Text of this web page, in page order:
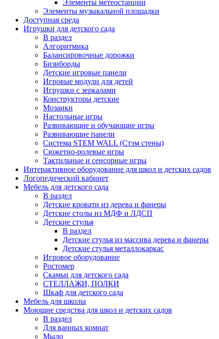
Элементы метеостанции
Элементы музыкальной площадки
Доступная среда
Игрушки для детского сада
В раздел
Алгоритмика
Балансировочные дорожки
Бизиборды
Детские игровые панели
Игровые модули для детей
Игрушки с зеркалами
Конструкторы детские
Мозаики
Настольные игры
Развивающие и обучающие игры
Развивающие панели
Система STEM WALL (Cтэм стены)
Сюжетно-ролевые игры
Тактильные и сенсорные игры
Интерактивное оборудование для школ и детских садов
Логопедический кабинет
Мебель для детского сада
В раздел
Детские кровати из дерева и фанеры
Детские столы из МДФ и ЛДСП
Детские стулья
В раздел
Детские стулья из массива дерева и фанеры
Детские стулья металлокаркас
Игровое оборудование
Ростомер
Скамьи для детского сада
СТЕЛЛАЖИ, ПОЛКИ
Шкаф для детского сада
Мебель для школы
Моющие средства для школ и детских садов
В раздел
Для ванных комнат
Мыло